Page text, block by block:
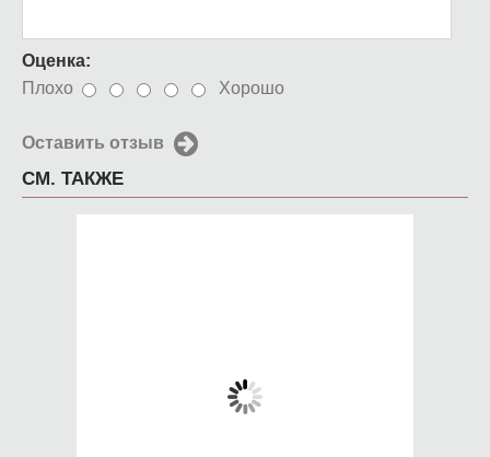
Оценка:
Плохо
Хорошо
Оставить отзыв
СМ. ТАКЖЕ